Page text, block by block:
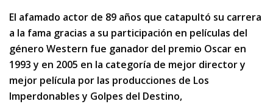
El afamado actor de 89 años que catapultó su carrera
a la fama gracias a su participación en películas del
género Western fue ganador del premio Oscar en
1993 y en 2005 en la categoría de mejor director y
mejor película por las producciones de Los
Imperdonables y Golpes del Destino,